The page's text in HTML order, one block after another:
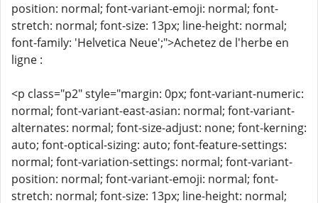
position: normal; font-variant-emoji: normal; font-
stretch: normal; font-size: 13px; line-height: normal;
font-family: 'Helvetica Neue';">Achetez de l'herbe en
ligne :
<p class="p2" style="margin: 0px; font-variant-numeric:
normal; font-variant-east-asian: normal; font-variant-
alternates: normal; font-size-adjust: none; font-kerning:
auto; font-optical-sizing: auto; font-feature-settings:
normal; font-variation-settings: normal; font-variant-
position: normal; font-variant-emoji: normal; font-
stretch: normal; font-size: 13px; line-height: normal;